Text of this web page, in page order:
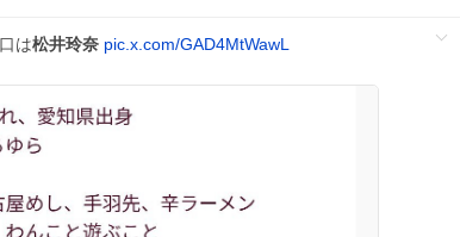
は松井玲奈 pic.x.com/GAD4MtWawL